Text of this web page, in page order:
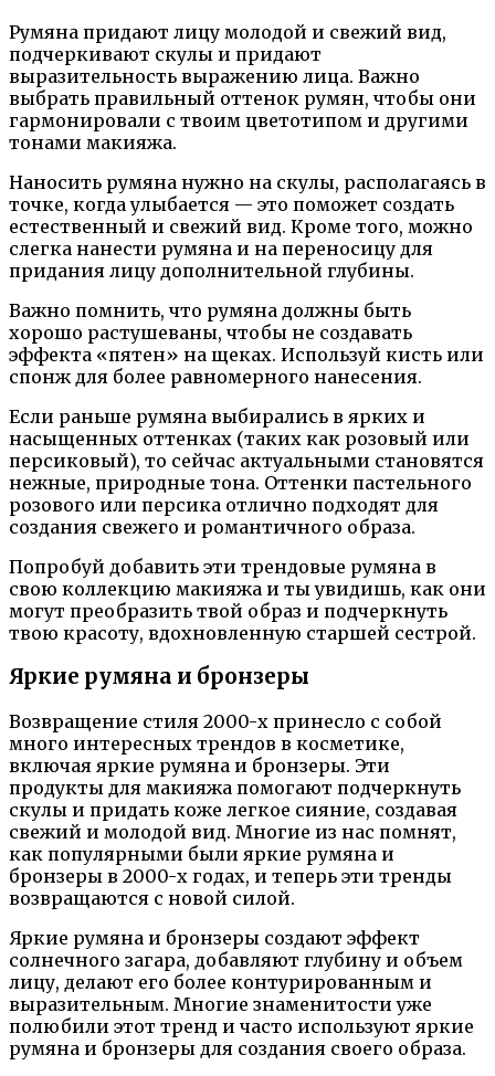
Румяна придают лицу молодой и свежий вид,
подчеркивают скулы и придают
выразительность выражению лица. Важно
выбрать правильный оттенок румян, чтобы они
гармонировали с твоим цветотипом и другими
тонами макияжа.
Наносить румяна нужно на скулы, располагаясь в
точке, когда улыбается — это поможет создать
естественный и свежий вид. Кроме того, можно
слегка нанести румяна и на переносицу для
придания лицу дополнительной глубины.
Важно помнить, что румяна должны быть
хорошо растушеваны, чтобы не создавать
эффекта «пятен» на щеках. Используй кисть или
спонж для более равномерного нанесения.
Если раньше румяна выбирались в ярких и
насыщенных оттенках (таких как розовый или
персиковый), то сейчас актуальными становятся
нежные, природные тона. Оттенки пастельного
розового или персика отлично подходят для
создания свежего и романтичного образа.
Попробуй добавить эти трендовые румяна в
свою коллекцию макияжа и ты увидишь, как они
могут преобразить твой образ и подчеркнуть
твою красоту, вдохновленную старшей сестрой.
Яркие румяна и бронзеры
Возвращение стиля 2000-х принесло с собой
много интересных трендов в косметике,
включая яркие румяна и бронзеры. Эти
продукты для макияжа помогают подчеркнуть
скулы и придать коже легкое сияние, создавая
свежий и молодой вид. Многие из нас помнят,
как популярными были яркие румяна и
бронзеры в 2000-х годах, и теперь эти тренды
возвращаются с новой силой.
Яркие румяна и бронзеры создают эффект
солнечного загара, добавляют глубину и объем
лицу, делают его более контурированным и
выразительным. Многие знаменитости уже
полюбили этот тренд и часто используют яркие
румяна и бронзеры для создания своего образа.